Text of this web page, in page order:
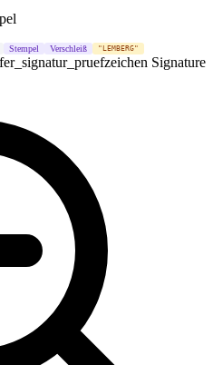
Stempel Verschleiß "LEMBERG"
Signature